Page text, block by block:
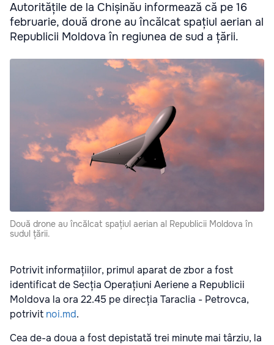
Autoritățile de la Chișinău informează că pe 16
februarie, două drone au încălcat spațiul aerian al
Republicii Moldova în regiunea de sud a țării.
Două drone au încălcat spațiul aerian al Republicii Moldova în
sudul țării.
Potrivit informațiilor, primul aparat de zbor a fost
identificat de Secția Operațiuni Aeriene a Republicii
Moldova la ora 22.45 pe direcția Taraclia - Petrovca,
potrivit noi.md.
Cea de-a doua a fost depistată trei minute mai târziu, la